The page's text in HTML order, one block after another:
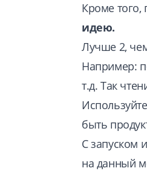
Кроме того,
идею.
Лучше 2,
Например:
т.д. Так
быть
С запуском
на данный